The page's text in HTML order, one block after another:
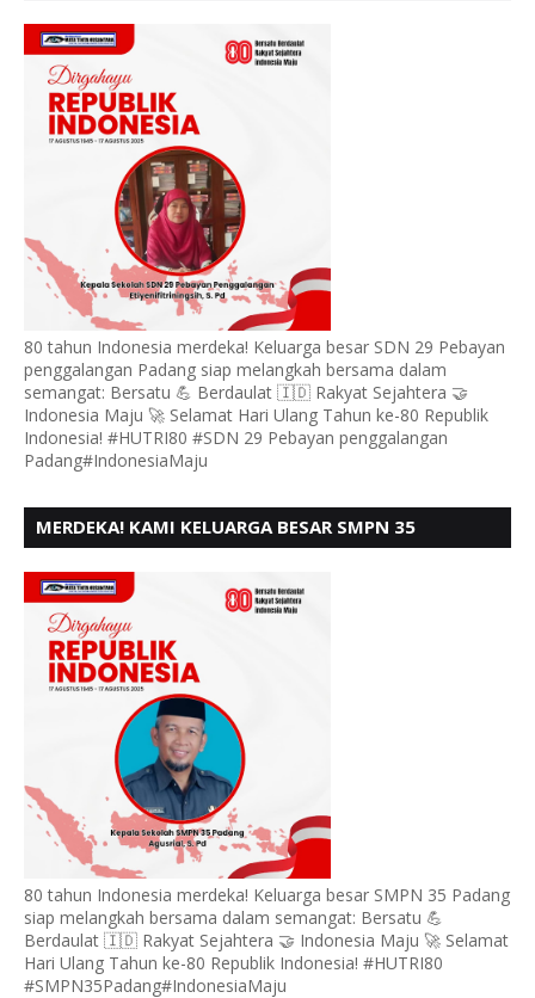
KE - 80
80 tahun Indonesia merdeka! Keluarga besar SDN 29 Pebayan
penggalangan Padang siap melangkah bersama dalam
semangat: Bersatu 💪 Berdaulat 🇮🇩 Rakyat Sejahtera 🤝
Indonesia Maju 🚀 Selamat Hari Ulang Tahun ke-80 Republik
Indonesia! #HUTRI80 #SDN 29 Pebayan penggalangan
Padang#IndonesiaMaju
MERDEKA! KAMI KELUARGA BESAR SMPN 35
80 tahun Indonesia merdeka! Keluarga besar SMPN 35 Padang
siap melangkah bersama dalam semangat: Bersatu 💪
Berdaulat 🇮🇩 Rakyat Sejahtera 🤝 Indonesia Maju 🚀 Selamat
Hari Ulang Tahun ke-80 Republik Indonesia! #HUTRI80
#SMPN35Padang#IndonesiaMaju